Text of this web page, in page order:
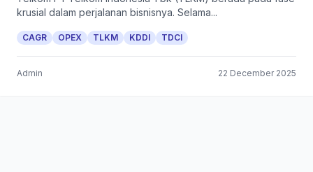
krusial dalam perjalanan bisnisnya. Selama...
CAGR OPEX TLKM KDDI TDCI
Admin 22 December 2025